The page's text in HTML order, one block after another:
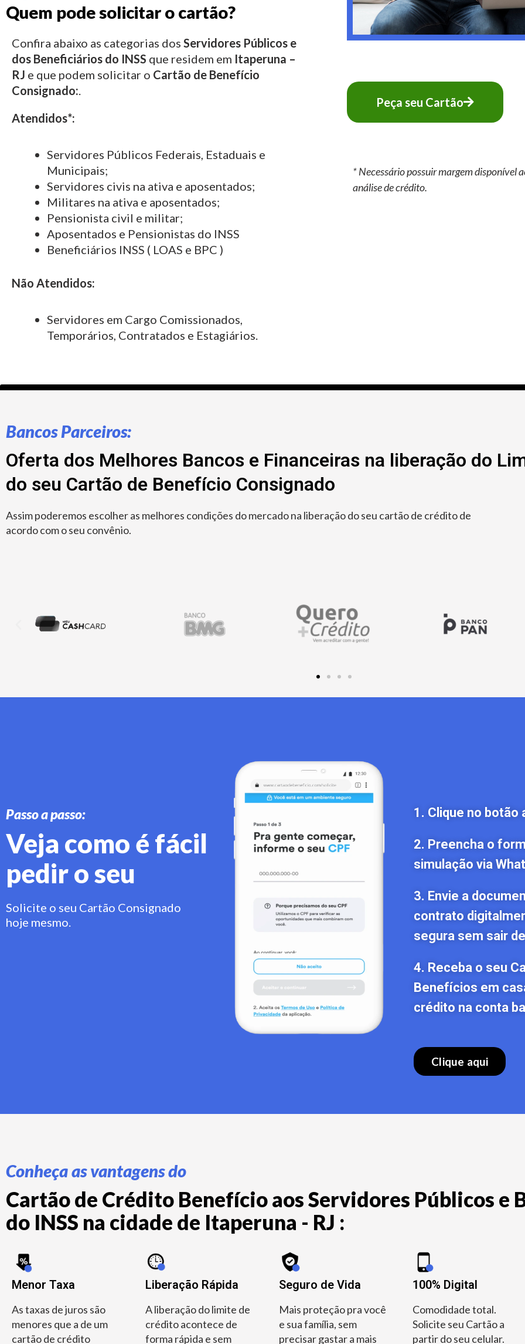
Quem pode solicitar o cartão?
Confira abaixo as categorias dos Servidores Públicos e
dos Beneficiários do INSS que residem em Itaperuna –
RJ e que podem solicitar o Cartão de Benefício
Consignado:.
Atendidos*:
Servidores Públicos Federais, Estaduais e
Municipais;
Servidores civis na ativa e aposentados;
Militares na ativa e aposentados;
Pensionista civil e militar;
Aposentados e Pensionistas do INSS
Beneficiários INSS ( LOAS e BPC )
Não Atendidos:
Servidores em Cargo Comissionados,
Temporários, Contratados e Estagiários.
Peça seu Cartão
* Necessário possuir margem disponível
análise de crédito.
Bancos Parceiros:
Oferta dos Melhores Bancos e Financeiras na liberação do
do seu Cartão de Benefício Consignado
Assim poderemos escolher as melhores condições do mercado na liberação do seu cartão de crédito de
acordo com o seu convênio.
Passo a passo:
Veja como é fácil
pedir o seu
Solicite o seu Cartão Consignado
hoje mesmo.
1. Clique no botão
2. Preencha o
simulação via
3. Envie a
contrato
segura sem sair
4. Receba o seu
Benefícios em
crédito na conta
Clique aqui
Conheça as vantagens do
Cartão de Crédito Benefício aos Servidores Públicos e
do INSS na cidade de Itaperuna - RJ :
Menor Taxa
As taxas de juros são
menores que a de um
cartão de crédito
Liberação Rápida
A liberação do limite de
crédito acontece de
forma rápida e sem
Seguro de Vida
Mais proteção pra você
e sua família, sem
precisar gastar a mais
100% Digital
Comodidade total.
Solicite seu Cartão a
partir do seu celular.